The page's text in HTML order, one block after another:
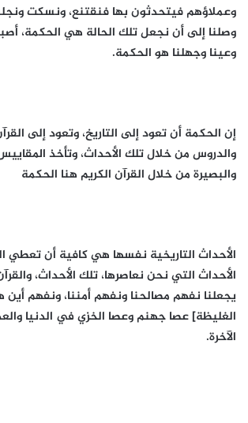
وعملاؤهم فيتحدثون بها فنقتنع، ونسكت
وصلنا إلى أن نجعل تلك الحالة هي الحكمة،
وعينا وجهلنا هو الحكمة.
إن الحكمة أن تعود إلى التاريخ، وتعود إلى
والدروس من خلال تلك الأحداث، وتأخذ
والبصيرة من خلال القرآن الكريم هنا الحكمة
الأحداث التاريخية نفسها هي كافية أن تعطي
الأحداث التي نحن نعاصرها، تلك الأحداث،
يجعلنا نفهم مصالحنا ونفهم أمننا، ونفهم
الغليظة] عصا جهنم وعصا الخزي في الدنيا
الآخرة.